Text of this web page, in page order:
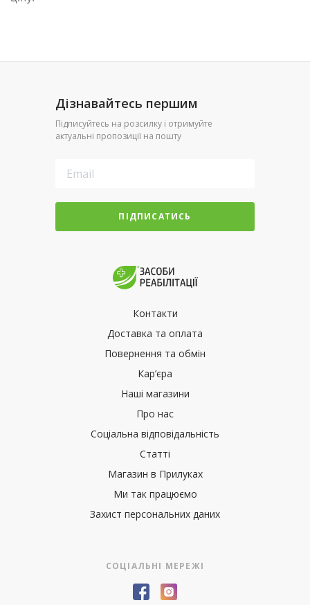
Дізнавайтесь першим
Підписуйтесь на розсилку і отримуйте
актуальні пропозиції на пошту
ПІДПИСАТИСЬ
Контакти
Доставка та оплата
Повернення та обмін
Кар’єра
Наші магазини
Про нас
Соціальна відповідальність
Статті
Магазин в Прилуках
Ми так працюємо
Захист персональних даних
СОЦІАЛЬНІ МЕРЕЖІ